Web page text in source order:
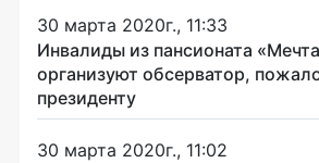
30 марта 2020г., 11:33
Инвалиды из пансионата
организуют обсерватор,
президенту
30 марта 2020г., 11:02